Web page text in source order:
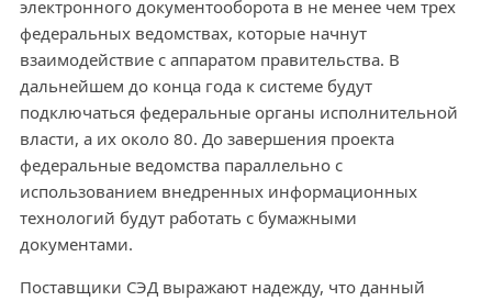
электронного документооборота в не менее чем трех
федеральных ведомствах, которые начнут
взаимодействие с аппаратом правительства. В
дальнейшем до конца года к системе будут
подключаться федеральные органы исполнительной
власти, а их около 80. До завершения проекта
федеральные ведомства параллельно с
использованием внедренных информационных
технологий будут работать с бумажными
документами.
Поставщики СЭД выражают надежду, что данный